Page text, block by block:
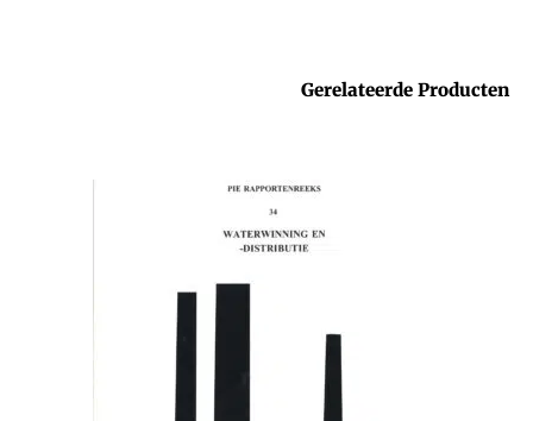
Gerelateerde Producten